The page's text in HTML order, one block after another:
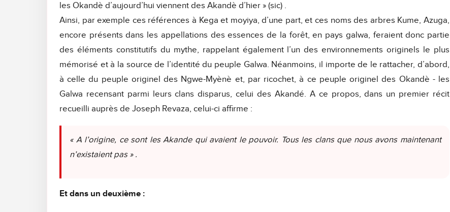
les Okandè d’aujourd’hui viennent des Akandè d’hier » (sic) .
Ainsi, par exemple ces références à Kega et moyiya, d’une part, et ces noms des arbres Kume, Azuga,
encore présents dans les appellations des essences de la forêt, en pays galwa, feraient donc partie
des éléments constitutifs du mythe, rappelant également l’un des environnements originels le plus
mémorisé et à la source de l’identité du peuple Galwa. Néanmoins, il importe de le rattacher, d’abord,
à celle du peuple originel des Ngwe-Myènè et, par ricochet, à ce peuple originel des Okandè - les
Galwa recensant parmi leurs clans disparus, celui des Akandé. A ce propos, dans un premier récit
recueilli auprès de Joseph Revaza, celui-ci affirme :
« A l’origine, ce sont les Akande qui avaient le pouvoir. Tous les clans que nous avons maintenant
n’existaient pas » .
Et dans un deuxième :